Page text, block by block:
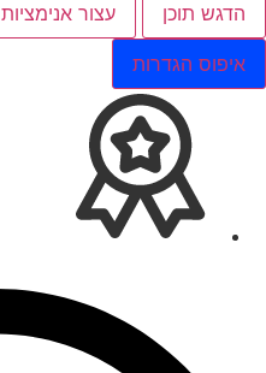
הדגש תוכן עצור אנימציות
איפוס הגדרות